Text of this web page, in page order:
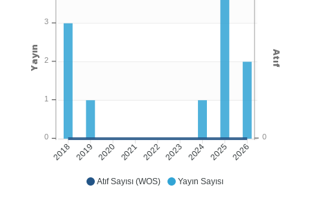
Atıf Sayısı (WOS) Yayın Sayısı
2018 2019 2020 2021 2022 2023 2024 2025 2026
0
Atıf
3
2
1
0
Yayın